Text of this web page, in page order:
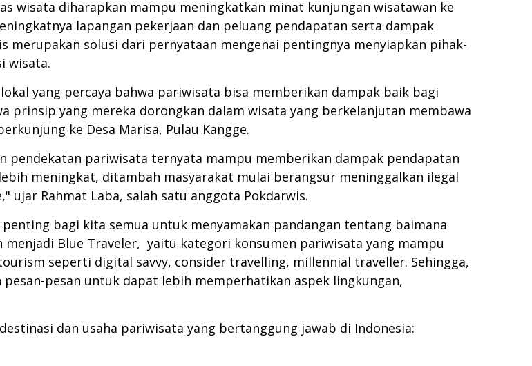
wisata diharapkan mampu meningkatkan minat kunjungan wisatawan ke
lapangan pekerjaan dan peluang pendapatan serta dampak
merupakan solusi dari pernyataan mengenai pentingnya menyiapkan pihak-
wisata.
yang percaya bahwa pariwisata bisa memberikan dampak baik bagi
prinsip yang mereka dorongkan dalam wisata yang berkelanjutan membawa
ke Desa Marisa, Pulau Kangge.
pendekatan pariwisata ternyata mampu memberikan dampak pendapatan
meningkat, ditambah masyarakat mulai berangsur meninggalkan ilegal
ujar Rahmat Laba, salah satu anggota Pokdarwis.
bagi kita semua untuk menyamakan pandangan tentang baimana
Blue Traveler, yaitu kategori konsumen pariwisata yang mampu
seperti digital savvy, consider travelling, millennial traveller. Sehingga,
pesan untuk dapat lebih memperhatikan aspek lingkungan,
dan usaha pariwisata yang bertanggung jawab di Indonesia: